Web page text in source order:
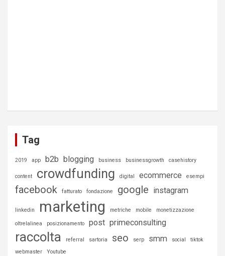
Tag
2019 app b2b blogging business businessgrowth casehistory
content crowdfunding digital ecommerce esempi
facebook fatturato fondazione google instagram
linkedin marketing metriche mobile monetizzazione
oltrelalinea posizionamento post primeconsulting
raccolta referral sartoria seo serp smm social
tiktok
webmaster
Youtube